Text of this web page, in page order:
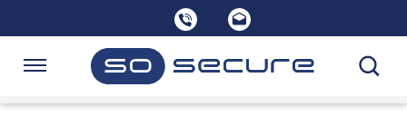
links
Spring
Navigatie